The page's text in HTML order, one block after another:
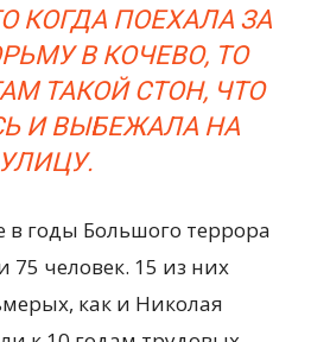
КОГДА ПОЕХАЛА ЗА
В КОЧЕВО, ТО
ТАКОЙ СТОН, ЧТО
И ВЫБЕЖАЛА НА
УЛИЦУ.
в годы Большого террора
75 человек. 15 из них
как и Николая